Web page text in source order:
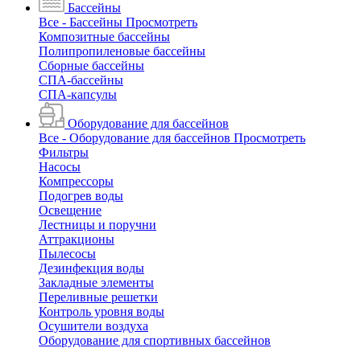
Бассейны
Все - Бассейны Просмотреть
Композитные бассейны
Полипропиленовые бассейны
Сборные бассейны
СПА-бассейны
СПА-капсулы
Оборудование для бассейнов
Все - Оборудование для бассейнов Просмотреть
Фильтры
Насосы
Компрессоры
Подогрев воды
Освещение
Лестницы и поручни
Аттракционы
Пылесосы
Дезинфекция воды
Закладные элементы
Переливные решетки
Контроль уровня воды
Осушители воздуха
Оборудование для спортивных бассейнов